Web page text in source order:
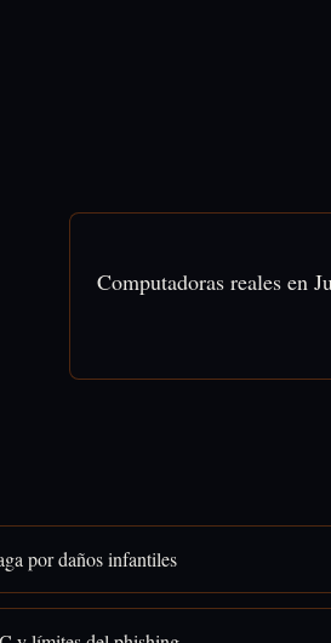
Computadoras reales en
por daños infantiles